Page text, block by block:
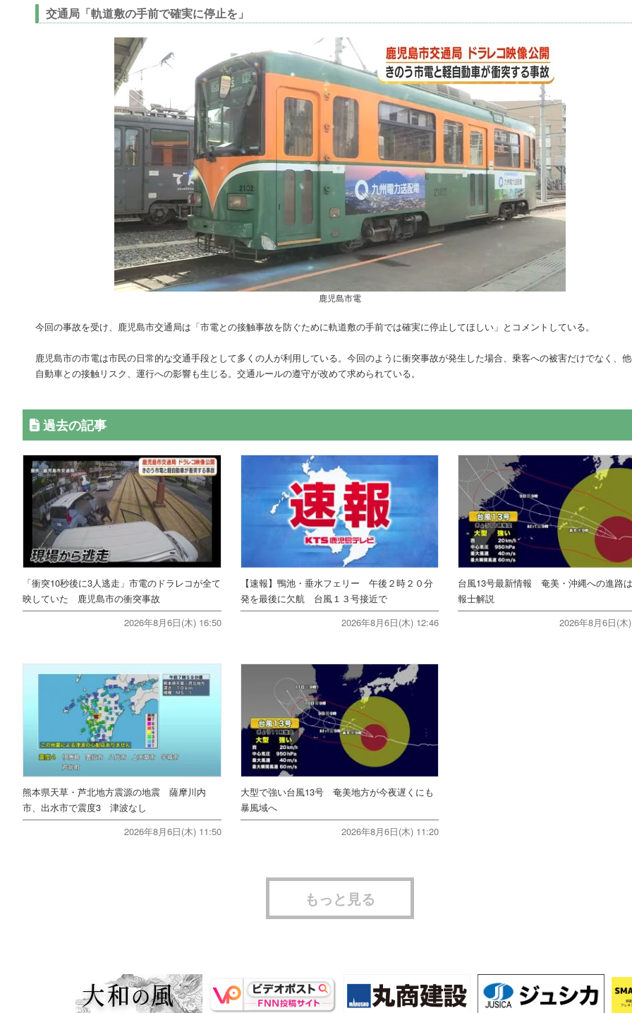
交通局「軌道敷の手前で確実に停止を」
鹿児島市電
今回の事故を受け、鹿児島市交通局は「市電との接触事故を防ぐために軌道敷の手前では確実に停止してほしい」とコメントしている。
鹿児島市の市電は市民の日常的な交通手段として多くの人が利用している。今回のように衝突事故が発生した場合、乗客への被害だけでなく、
自動車との接触リスク、運行への影響も生じる。交通ルールの遵守が改めて求められている。
過去の記事
「衝突10秒後に3人逃走」市電のドラレコが全て
映していた 鹿児島市の衝突事故
2026年8月6日(木) 16:50
【速報】鴨池・垂水フェリー 午後２時２０分
発を最後に欠航 台風１３号接近で
2026年8月6日(木) 12:46
台風13号最新情報 奄美・沖縄への進路
報士解説
2026年8月6日(木
熊本県天草・芦北地方震源の地震 薩摩川内
市、出水市で震度3 津波なし
2026年8月6日(木) 11:50
大型で強い台風13号 奄美地方が今夜遅くにも
暴風域へ
2026年8月6日(木) 11:20
もっと見る